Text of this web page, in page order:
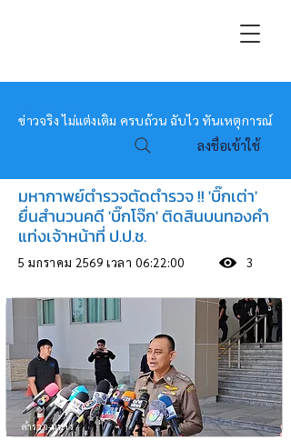
หมอข่าว
ข่าวจริง ไม่แต่งเติม ครบถ้วน ฉับไว ทันเหตุการณ์
ลงชื่อเข้าใช้
มหากาพย์ตำรวจตัดตำรวจ !! 'บิ๊กเต่า'
ยื่นสำนวนคดี 'บิ๊กโจ๊ก' ติดสินบนทองคำ
แท่งเจ้าหน้าที่ ป.ป.ช.
5 มกราคม 2569 เวลา 06:22:00 3
ตำรวจ-ทหาร